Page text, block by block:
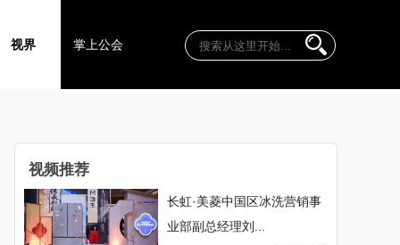
视界 掌上公会
视频推荐
长虹·美菱中国区冰洗营销事
业部副总经理刘...